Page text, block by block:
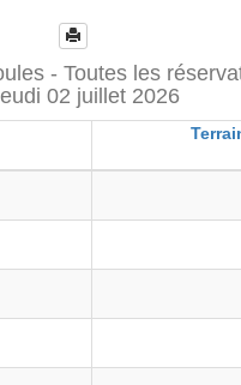
- Toutes les
02 juillet 2026